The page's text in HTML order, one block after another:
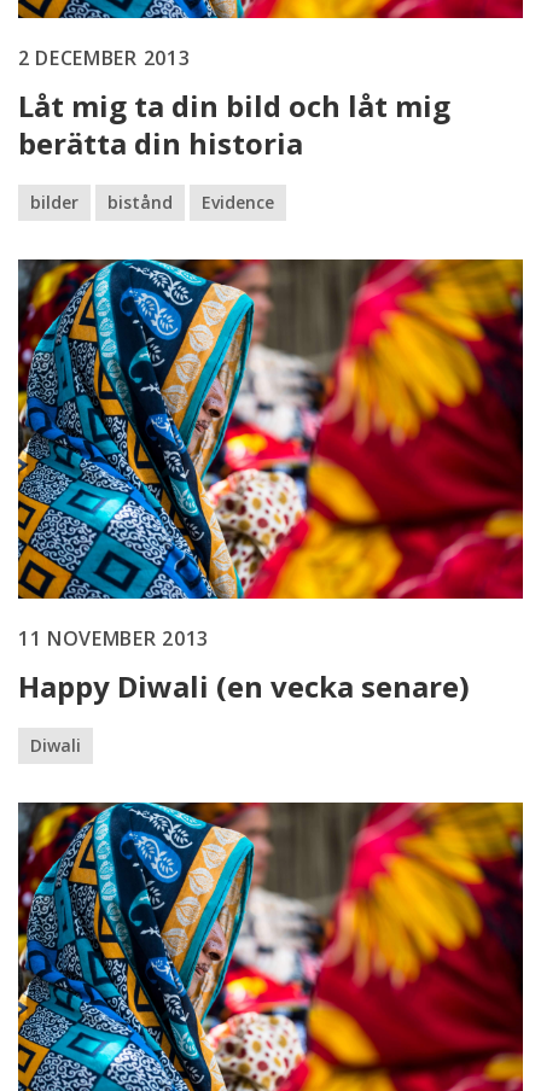
2 DECEMBER 2013
Låt mig ta din bild och låt mig
berätta din historia
bilder bistånd Evidence
11 NOVEMBER 2013
Happy Diwali (en vecka senare)
Diwali